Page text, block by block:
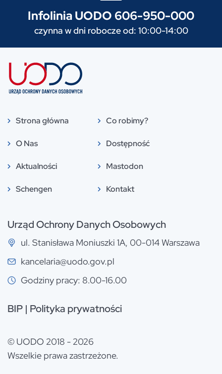
Infolinia UODO 606-950-000
czynna w dni robocze od: 10:00-14:00
Strona główna
O Nas
Aktualności
Schengen
Co robimy?
Dostępność
Mastodon
Kontakt
Urząd Ochrony Danych Osobowych
ul. Stanisława Moniuszki 1A, 00-014 Warszawa
kancelaria@uodo.gov.pl
Godziny pracy: 8.00-16.00
BIP | Polityka prywatności
© UODO 2018 - 2026
Wszelkie prawa zastrzeżone.